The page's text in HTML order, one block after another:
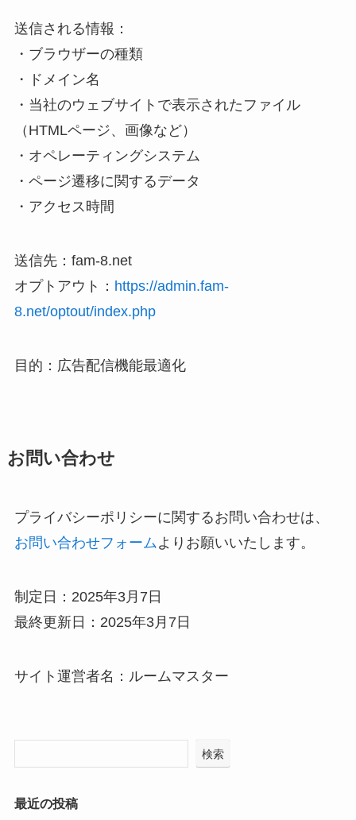
送信される情報：
・ブラウザーの種類
・ドメイン名
・当社のウェブサイトで表⽰されたファイル
（HTMLページ、画像など）
・オペレーティングシステム
・ページ遷移に関するデータ
・アクセス時間
送信先：fam-8.net
オプトアウト： https://admin.fam-
8.net/optout/index.php
目的：広告配信機能最適化
お問い合わせ
プライバシーポリシーに関するお問い合わせは、
お問い合わせフォームよりお願いいたします。
制定日：2025年3月7日
最終更新日：2025年3月7日
サイト運営者名：ルームマスター
検索
最近の投稿